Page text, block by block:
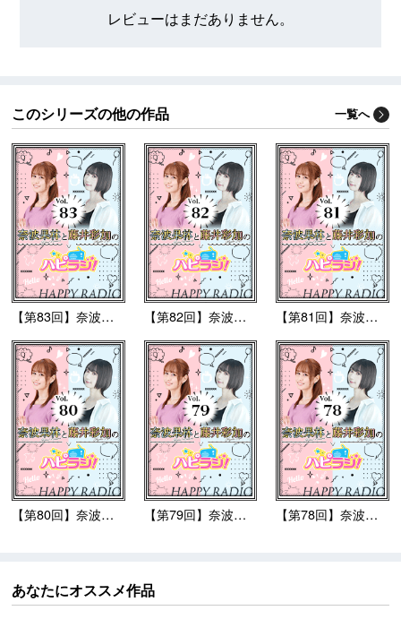
締め切りなどの情報はハピラジ公式「X」にてご案内を
させて頂いております。
レビューはまだありません。
このシリーズの他の作品 一覧へ
【第83回】奈波果林と... 【第82回】奈波果林と... 【第81回】奈波果林と...
【第80回】奈波果林と... 【第79回】奈波果林と... 【第78回】奈波果林と...
あなたにオススメ作品